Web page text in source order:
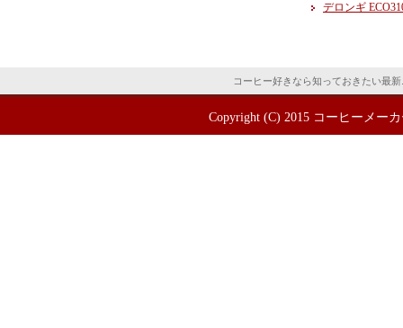
デロンギ
コーヒー好きなら知っておきたい最
Copyright (C) 2015 コーヒーメー